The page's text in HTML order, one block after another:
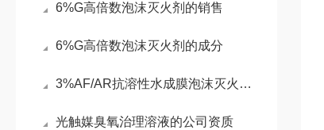
6%G高倍数泡沫灭火剂的销售
6%G高倍数泡沫灭火剂的成分
3%AF/AR抗溶性水成膜泡沫灭火剂厂家资质齐全
光触媒臭氧治理溶液的公司资质